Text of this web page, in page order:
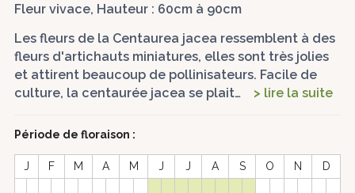
Fleur vivace, Hauteur : 60cm à 90cm
Les fleurs de la Centaurea jacea ressemblent à des
fleurs d'artichauts miniatures, elles sont très jolies
et attirent beaucoup de pollinisateurs. Facile de
culture, la centaurée jacea se plait… > lire la suite
Période de floraison :
J F M A M J J A S O N D